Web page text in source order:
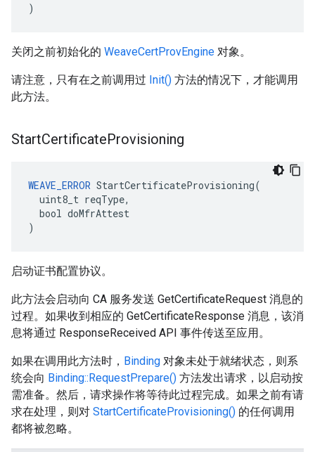
)
关闭之前初始化的 WeaveCertProvEngine 对象。
请注意，只有在之前调用过 Init() 方法的情况下，才能调用
此方法。
StartCertificateProvisioning
WEAVE_ERROR StartCertificateProvisioning(
  uint8_t reqType,
  bool doMfrAttest
)
启动证书配置协议。
此方法会启动向 CA 服务发送 GetCertificateRequest 消息的
过程。如果收到相应的 GetCertificateResponse 消息，该消
息将通过 ResponseReceived API 事件传送至应用。
如果在调用此方法时， Binding 对象未处于就绪状态，则系
统会向 Binding::RequestPrepare() 方法发出请求，以启动按
需准备。然后，请求操作将等待此过程完成。如果之前有请
求在处理，则对 StartCertificateProvisioning() 的任何调用
都将被忽略。